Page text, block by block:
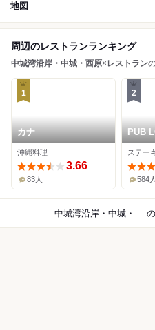
地図
周辺のレストランランキング
中城湾沿岸・中城・西原× レストラン
1
カナ
沖縄料理
3.66
83人
2
PUB
ステー
584人
中城湾沿岸・中城・西原×レストラン